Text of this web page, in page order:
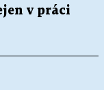
v práci